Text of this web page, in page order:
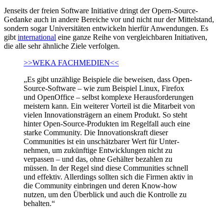
Jenseits der freien Software Initiative dringt der Opern-Source-
Gedanke auch in andere Bereiche vor und nicht nur der Mittelstand,
sondern sogar Universitäten entwickeln hierfür Anwendungen. Es
gibt international eine ganze Reihe von vergleichbaren Initiativen,
die alle sehr ähnliche Ziele verfolgen.
>>WEKA FACHMEDIEN<<
„Es gibt unzählige Beispiele die beweisen, dass Open-
Source-Software – wie zum Beispiel Linux, Firefox
und ­OpenOffice – selbst komplexe Herausforderungen
meistern kann. Ein weiterer Vorteil ist die Mitarbeit von
vielen In­novationsträgern an einem Produkt. So steht
hinter Open-Source-Produkten im Regelfall auch eine
starke Community. Die Innovationskraft dieser
Communities ist ein unschätzbarer Wert für Unter­
nehmen, um zukünftige Entwicklungen nicht zu
verpassen – und das, ohne Gehälter bezahlen zu
müssen. In der Regel sind diese Communities schnell
und effektiv. Allerdings sollten sich die Firmen aktiv in
die Community einbringen und deren Know-how
nutzen, um den Überblick und auch die Kontrolle zu
behalten.“